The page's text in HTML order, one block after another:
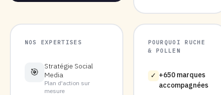
NOS EXPERTISES
🎯
Stratégie Social
Media
Plan d'action sur
mesure
POURQUOI RUCHE
& POLLEN
✓ +650 marques
accompagnées